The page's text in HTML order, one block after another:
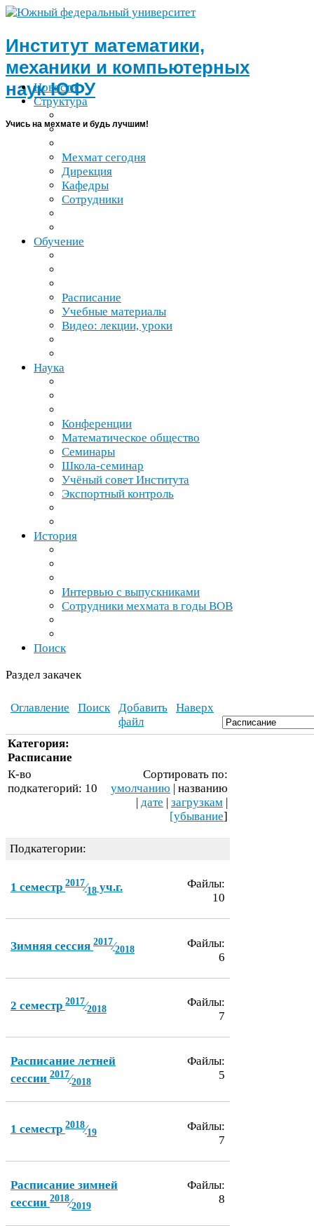
Институт математики,
механики и компьютерных
наукЮФУ
Учись на мехмате и будь лучшим!
Новости
Структура
Мехмат сегодня
Дирекция
Кафедры
Сотрудники
Обучение
Расписание
Учебные материалы
Видео: лекции, уроки
Наука
Конференции
Математическое общество
Семинары
Школа-​семинар
Учёный совет Института
Экспортный контроль
История
Интервью с выпускниками
Сотрудники мехмата в годы ВОВ
Поиск
Раздел закачек
Оглавление Поиск
Добавить
файл
Наверх
Категория:
Расписание
К-​во
подкатегорий: 10
Сортировать по:
умолчанию | названию
| дате | загрузкам |
[убывание]
Подкатегории:
1 семестр 2017⁄18 уч.г.
Файлы:
10
Зимняя сессия 2017⁄2018
Файлы:
6
2 семестр 2017⁄2018
Файлы:
7
Расписание летней
сессии 2017⁄2018
Файлы:
5
1 семестр 2018⁄19
Файлы:
7
Расписание зимней
сессии 2018⁄2019
Файлы:
8